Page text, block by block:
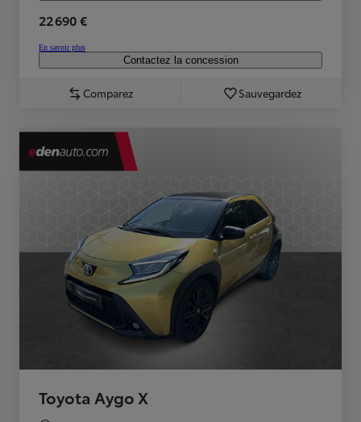
22 690 €
En savoir plus
Contactez la concession
Comparez Sauvegardez
Toyota Aygo X